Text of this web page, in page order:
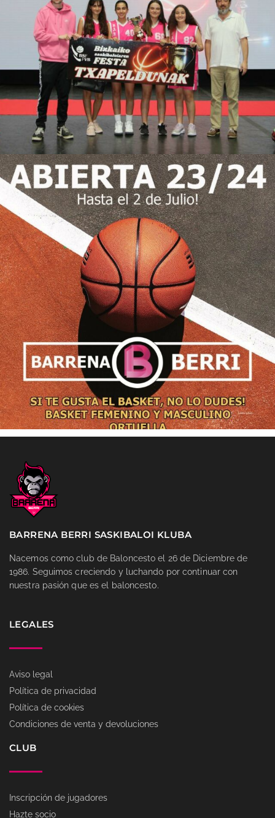
BARRENA BERRI SASKIBALOI KLUBA
Nacemos como club de Baloncesto el 26 de Diciembre de
1986. Seguimos creciendo y luchando por continuar con
nuestra pasión que es el baloncesto.
LEGALES
Aviso legal
Política de privacidad
Política de cookies
Condiciones de venta y devoluciones
CLUB
Inscripción de jugadores
Hazte socio